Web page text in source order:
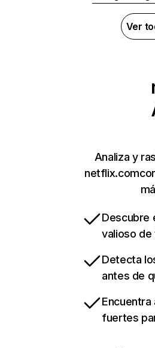
Ver
Analiza y
Descubre
valioso de
Detecta
antes de
fuertes